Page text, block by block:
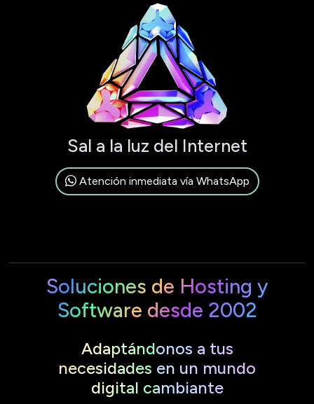
Sal a la luz del Internet
Atención inmediata vía WhatsApp
Soluciones de Hosting y
Software desde 2002
Adaptándonos a tus
necesidades en un mundo
digital cambiante